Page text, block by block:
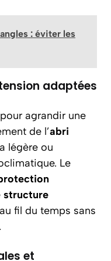
: éviter les
adaptées
agrandir une
de l’abri
légère ou
Le
structure
fil du temps sans
.
et